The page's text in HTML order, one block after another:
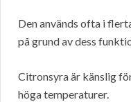
Den används ofta i
på grund av dess
Citronsyra är känslig
höga temperaturer.